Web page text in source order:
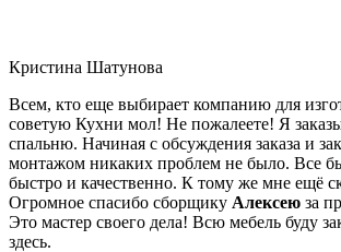
Кристина Шатунова
Всем, кто еще выбирает компанию для
советую Кухни мол! Не пожалеете! Я
спальню. Начиная с обсуждения заказа и
монтажом никаких проблем не было. Все
быстро и качественно. К тому же мне ещё
Огромное спасибо сборщику Алексею за
Это мастер своего дела! Всю мебель буду
здесь.